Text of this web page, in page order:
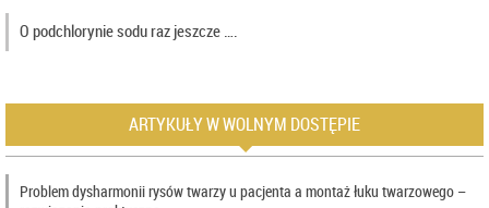
O podchlorynie sodu raz jeszcze ….
ARTYKUŁY W WOLNYM DOSTĘPIE
Problem dysharmonii rysów twarzy u pacjenta a montaż łuku twarzowego –